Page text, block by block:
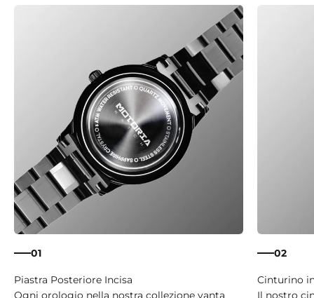
01
Ogni orologio nella nostra collezione vanta
02
Il nostro